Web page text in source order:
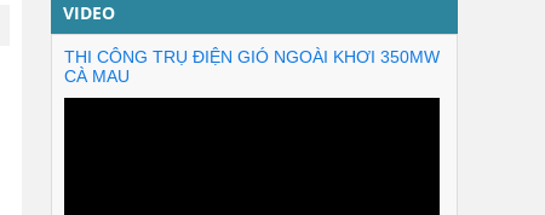
VIDEO
THI CÔNG TRỤ ĐIỆN GIÓ NGOÀI KHƠI 350MW
CÀ MAU